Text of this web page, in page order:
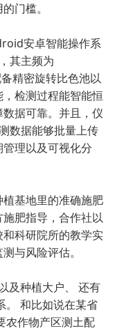
门槛。
安卓智能操作系
其主频为
精密旋转比色池以
检测过程能智能恒
据可靠。并且，仪
数据能够批量上传
理以及可视化分
基地里的准确施肥
肥指导，合作社以
科研院所的教学实
与风险评估。
及种植大户、 还有
。 和比如说在某省
农作物产区测土配